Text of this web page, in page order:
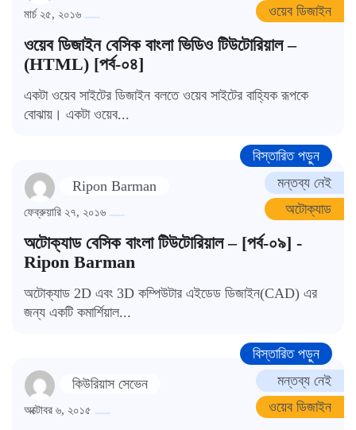
ওয়েব ডিজাইন
মার্চ ২৫, ২০১৬
ওয়েব ডিজাইন বেসিক বাংলা ভিডিও টিউটোরিয়াল –
(HTML) [পর্ব-০৪]
একটা ওয়েব সাইটের ডিজাইন বলতে ওয়েব সাইটের বাহ্যিক রূপকে
বোঝায়। একটা ওয়েব...
Ripon Barman
মন্তব্য নেই
অটোক্যাড
বিস্তারিত পড়ুন
ফেব্রুয়ারি ২৭, ২০১৬
অটোক্যাড বেসিক বাংলা টিউটোরিয়াল – [পর্ব-০৯] -
Ripon Barman
অটোক্যাড 2D এবং 3D কম্পিউটার এইডেড ডিজাইন(CAD) এর
জন্য একটি কমার্শিয়াল...
কিউরিয়াস সেভেন
মন্তব্য নেই
ওয়েব ডিজাইন
বিস্তারিত পড়ুন
অক্টোবর ৬, ২০১৫